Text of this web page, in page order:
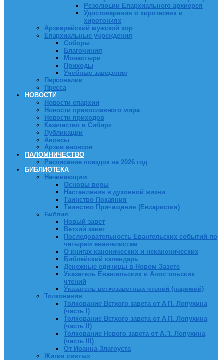
Резолюции Епархиального архиерея
Удостоверения о хиротесиях и
хиротониях
Архиерейский мужской хор
Епархиальные учреждения
Соборы
Благочиния
Монастыри
Приходы
Учебные заведения
Персоналии
Пресса
НОВОСТИ
Новости епархии
Новости православного мира
Новости приходов
Казачество в Сибири
Публикации
Анонсы
Архив анонсов
ПАЛОМНИЧЕСТВО
Расписание поездок на 2026 год
БИБЛИОТЕКА
Начинающим
Основы веры
Наставления в духовной жизни
Таинство Покаяния
Таинство Причащения (Евхаристия)
Библия
Новый завет
Ветхий завет
Последовательность Евангельских событий по
четырем евангелистам
О книгах канонических и неканонических
Библейский календарь
Денежные единицы в Новом Завете
Указатель Евангельских и Апостольских
чтений
Указатель ветхозаветных чтений (паримий)
Толкования
Толкование Ветхого завета от А.П. Лопухина
(часть I)
Толкование Ветхого завета от А.П. Лопухина
(часть II)
Толкование Нового завета от А.П. Лопухина
(часть III)
От Иоанна Златоуста
Жития святых